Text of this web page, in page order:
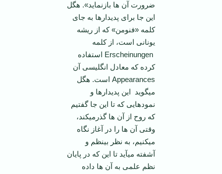
ضرورت آن ها بازنماید». هگل
این جا برای پدیدارها به جای
کلمه «فنومن» که از ریشه
یونانی است، از کلمه
Erscheinungen استفاده
کرده که معادل انگلیسی آن
Appearances است. هگل
می­گوید این پدیدارها و
نمودهایی که تا این جا گفتیم
که روح از آن ها گذرمی­کند،
وقتی آن ها را در آغاز نگاه
می­کنیم، به نظر بی­نظم و
آشفته می­آید تا این که در پایان
نظم علمی به آن ها داده